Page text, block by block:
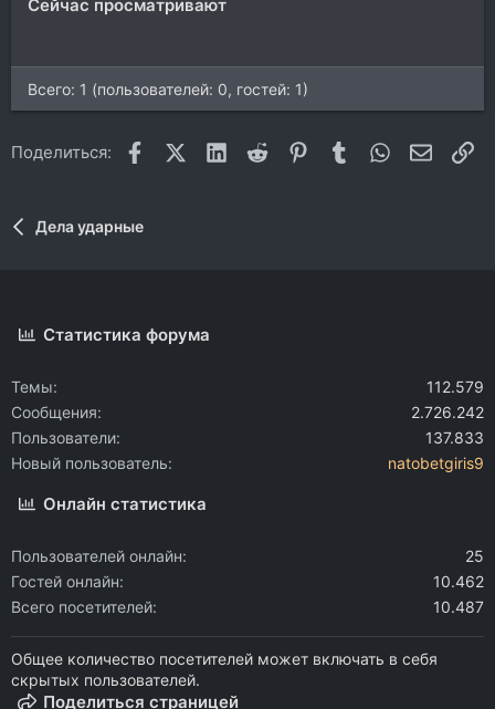
Сейчас просматривают
Всего: 1 (пользователей: 0, гостей: 1)
Поделиться: FacebookX (Twitter)
LinkedIn
Reddit Pinterest
Tumblr WhatsApp
Дела ударные
Статистика форума
Темы
112.579
Сообщения
2.726.242
Пользователи
137.833
Новый пользователь
natobetgiris9
Онлайн статистика
Пользователей онлайн
25
Гостей онлайн
10.462
Всего посетителей
10.487
Общее количество посетителей может включать в себя
скрытых пользователей.
Поделиться страницей